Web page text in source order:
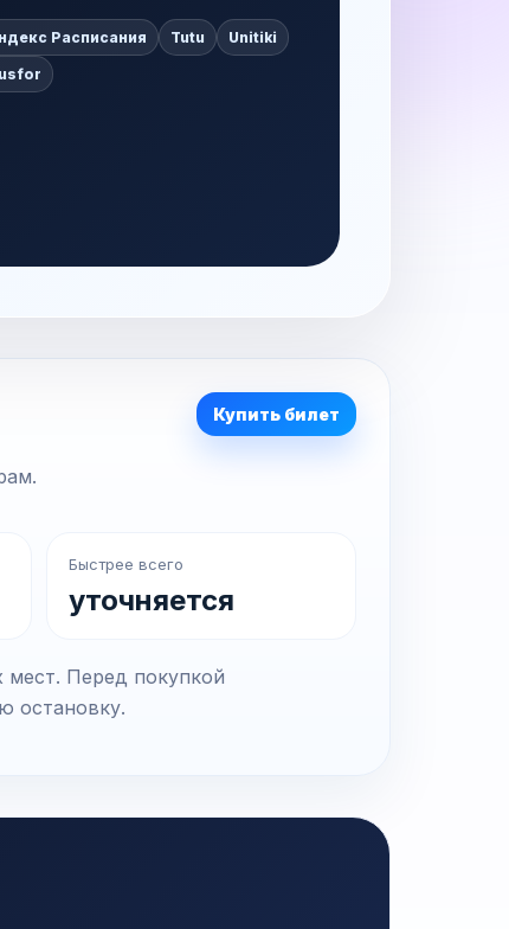
Расписания Tutu Unitiki
Купить билет
Быстрее всего
уточняется
мест. Перед покупкой
остановку.